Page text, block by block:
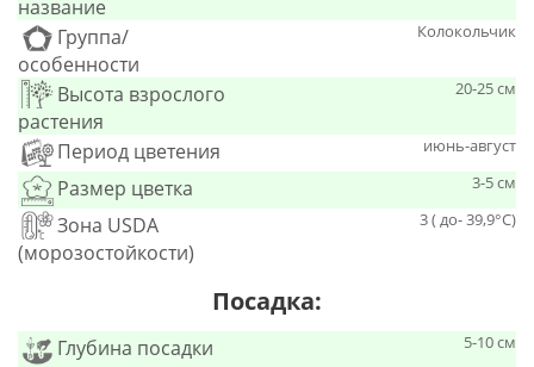
название
Группа/
особенности
Колокольчик
Высота взрослого
растения
20-25 см
Период цветения июнь-август
Размер цветка 3-5 см
Зона USDA
(морозостойкости)
3 ( до- 39,9°С)
Посадка:
Глубина посадки 5-10 см